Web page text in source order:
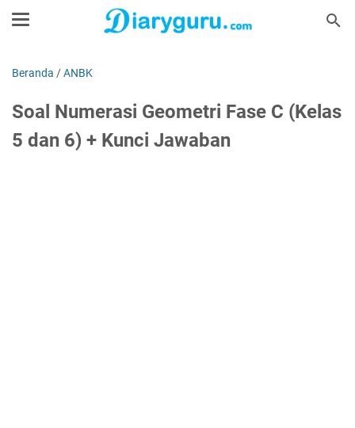
Beranda /ANBK
Soal Numerasi Geometri Fase C (Kelas
5 dan 6) + Kunci Jawaban